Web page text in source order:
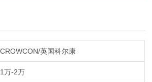
CROWCON/英国科尔康
1万-2万